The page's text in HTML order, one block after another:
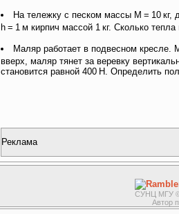
На тележку с песком массы М = 10 кг,
h = 1 м кирпич массой 1 кг. Сколько
Маляр работает в подвесном кресле.
вверх, маляр тянет за веревку
становится равной 400 H. Определить
Реклама
СУНЦ МГУ ©
Автор